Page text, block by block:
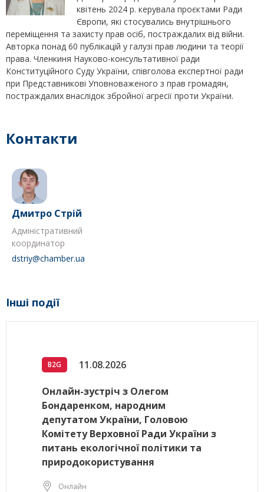
квітень 2024 р. керувала проєктами Ради
Європи, які стосувались внутрішнього
переміщення та захисту прав осіб, постраждалих від війни.
Авторка понад 60 публікацій у галузі прав людини та теорії
права. Членкиня Науково-консультативної ради
Конституційного Суду України, співголова експертної ради
при Представникові Уповноваженого з прав громадян,
постраждалих внаслідок збройної агресії проти України.
Контакти
Дмитро Стрій
Адміністративний
координатор
dstriy@chamber.ua
Інші події
B2G 11.08.2026
Онлайн-зустріч з Олегом
Бондаренком, народним
депутатом України, Головою
Комітету Верховної Ради України з
питань екологічної політики та
природокористування
Онлайн